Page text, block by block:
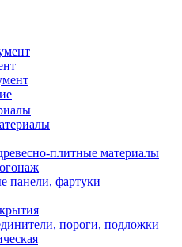
плитные материалы
панели, фартуки
пороги, подложки